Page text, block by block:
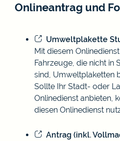
Onlineantrag und
Umweltplakette
Mit diesem
Fahrzeuge, die nicht in
sind, Umweltplaketten
Sollte Ihr Stadt- oder
Onlinedienst anbieten,
diesen Onlinedienst
Antrag (inkl.